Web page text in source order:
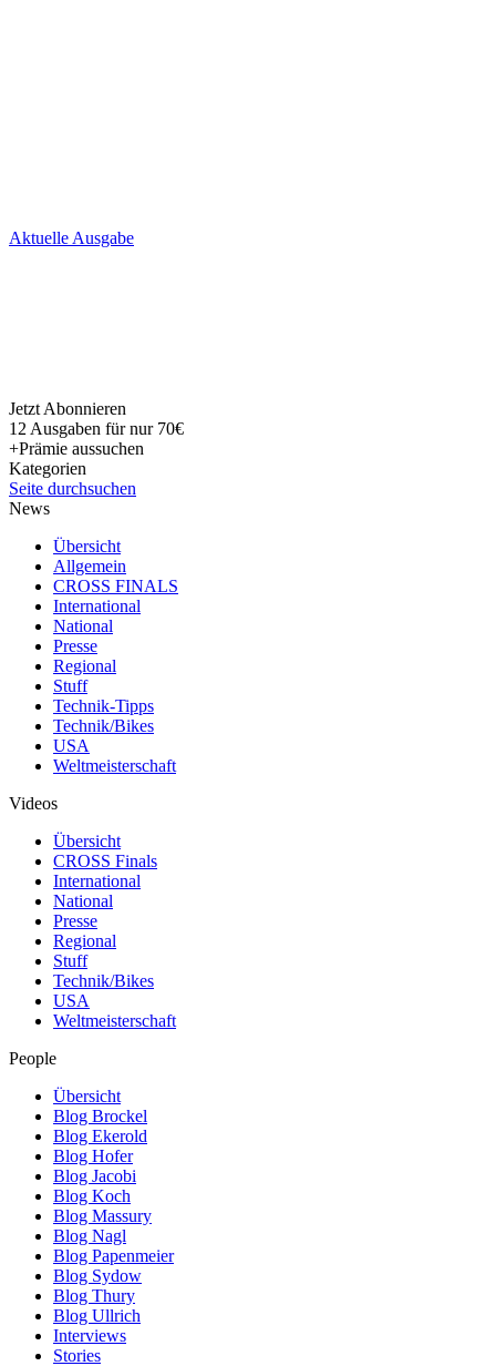
Skip
Aktuelle Ausgabe
Jetzt Abonnieren
12 Ausgaben für nur 70€
+Prämie aussuchen
Kategorien
Seite durchsuchen
News
Übersicht
Allgemein
CROSS FINALS
International
National
Presse
Regional
Stuff
Technik-Tipps
Technik/Bikes
USA
Weltmeisterschaft
Videos
Übersicht
CROSS Finals
International
National
Presse
Regional
Stuff
Technik/Bikes
USA
Weltmeisterschaft
People
Übersicht
Blog Brockel
Blog Ekerold
Blog Hofer
Blog Jacobi
Blog Koch
Blog Massury
Blog Nagl
Blog Papenmeier
Blog Sydow
Blog Thury
Blog Ullrich
Interviews
Stories